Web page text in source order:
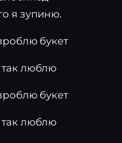
я зупиню.
букет
так люблю
букет
так люблю